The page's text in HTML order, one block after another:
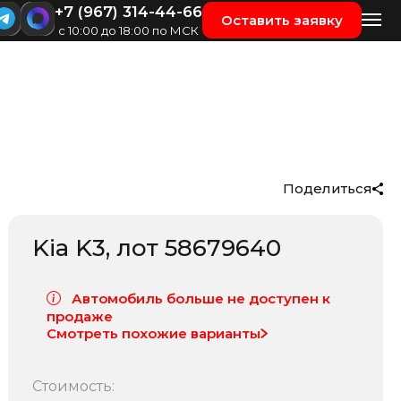
+7 (967) 314-44-66
с 10:00 до 18:00 по МСК
Оставить заявку
Поделиться
Kia K3, лот58679640
Автомобиль больше не доступен к
продаже
Смотреть похожие варианты
Стоимость: